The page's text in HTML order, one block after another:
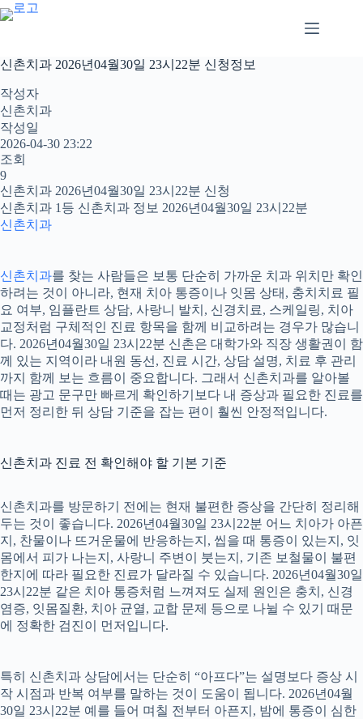
본
문
로
건
너
뛰
기
신촌치과 2026년04월30일 23시22분 신청정보
작성자
신촌치과
작성일
2026-04-30 23:22
조회
9
신촌치과 2026년04월30일 23시22분 신청
신촌치과 1등 신촌치과 정보 2026년04월30일 23시22분
신촌치과
신촌치과를 찾는 사람들은 보통 단순히 가까운 치과 위치만 확인
하려는 것이 아니라, 현재 치아 통증이나 잇몸 상태, 충치치료 필
요 여부, 임플란트 상담, 사랑니 발치, 신경치료, 스케일링, 치아
교정처럼 구체적인 진료 항목을 함께 비교하려는 경우가 많습니
다. 2026년04월30일 23시22분 신촌은 대학가와 직장 생활권이 함
께 있는 지역이라 내원 동선, 진료 시간, 상담 설명, 치료 후 관리
까지 함께 보는 흐름이 중요합니다. 그래서 신촌치과를 알아볼
때는 광고 문구만 빠르게 확인하기보다 내 증상과 필요한 진료를
먼저 정리한 뒤 상담 기준을 잡는 편이 훨씬 안정적입니다.
신촌치과 진료 전 확인해야 할 기본 기준
신촌치과를 방문하기 전에는 현재 불편한 증상을 간단히 정리해
두는 것이 좋습니다. 2026년04월30일 23시22분 어느 치아가 아픈
지, 찬물이나 뜨거운물에 반응하는지, 씹을 때 통증이 있는지, 잇
몸에서 피가 나는지, 사랑니 주변이 붓는지, 기존 보철물이 불편
한지에 따라 필요한 진료가 달라질 수 있습니다. 2026년04월30일
23시22분 같은 치아 통증처럼 느껴져도 실제 원인은 충치, 신경
염증, 잇몸질환, 치아 균열, 교합 문제 등으로 나뉠 수 있기 때문
에 정확한 검진이 먼저입니다.
특히 신촌치과 상담에서는 단순히 “아프다”는 설명보다 증상 시
작 시점과 반복 여부를 말하는 것이 도움이 됩니다. 2026년04월
30일 23시22분 예를 들어 며칠 전부터 아픈지, 밤에 통증이 심한